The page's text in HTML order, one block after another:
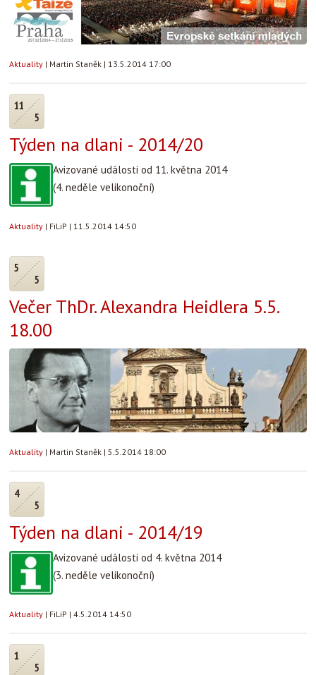
Aktuality | Martin Staněk | 13.5.2014 17:00
11
5
Týden na dlani - 2014/20
Avizované události od 11. května 2014
(4. neděle velikonoční)
Aktuality | FiLiP | 11.5.2014 14:50
5
5
Večer ThDr. Alexandra Heidlera 5.5.
18.00
Aktuality | Martin Staněk | 5.5.2014 18:00
4
5
Týden na dlani - 2014/19
Avizované události od 4. května 2014
(3. neděle velikonoční)
Aktuality | FiLiP | 4.5.2014 14:50
1
5